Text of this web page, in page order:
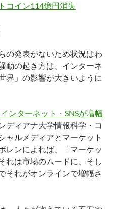
コイン114億円消失
の発表がないため状況はわ
動の起き方は、インターネ
界」の影響が大きいように
ンターネット・SNSが増幅
ディアナ大学情報科学・コ
ャルメディアとマーケット
レンによれば、「マーケッ
れは市場のムードに、そし
それがオンラインで増幅さ